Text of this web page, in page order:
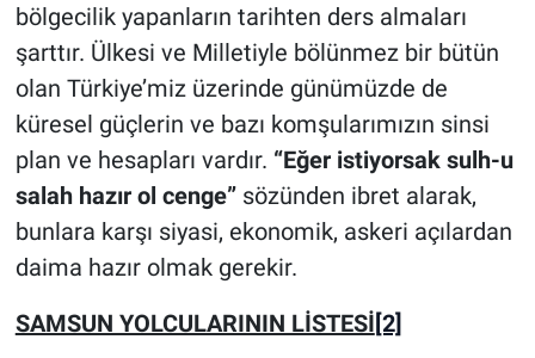
bölgecilik yapanların tarihten ders almaları
şarttır. Ülkesi ve Milletiyle bölünmez bir bütün
olan Türkiye’miz üzerinde günümüzde de
küresel güçlerin ve bazı komşularımızın sinsi
plan ve hesapları vardır. “Eğer istiyorsak sulh-u
salah hazır ol cenge” sözünden ibret alarak,
bunlara karşı siyasi, ekonomik, askeri açılardan
daima hazır olmak gerekir.
SAMSUN YOLCULARININ LİSTESİ [2]